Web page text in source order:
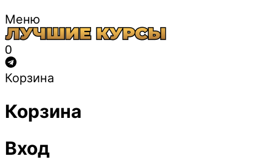
Меню
0
Корзина
Корзина
Вход